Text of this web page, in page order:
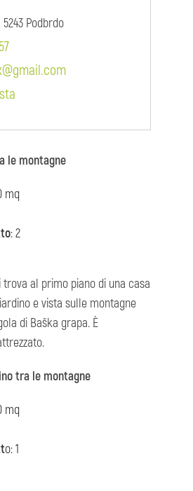
Podbrdo
le montagne
mq
: 2
trova al primo piano di una casa
e vista sulle montagne
di Baška grapa. È
tra le montagne
mq
o: 1